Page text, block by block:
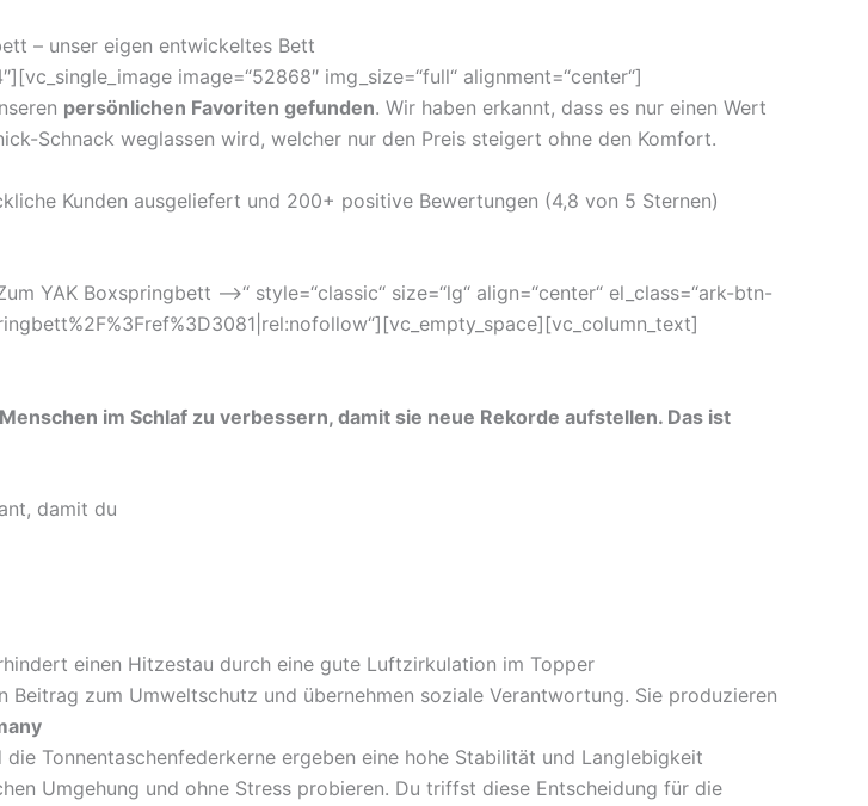
– unser eigen entwickeltes Bett
image=“52868″ img_size=“full“ alignment=“center“]
persönlichen Favoriten gefunden. Wir haben erkannt, dass es nur einen Wert
Schnack weglassen wird, welcher nur den Preis steigert ohne den Komfort.
Kunden ausgeliefert und 200+ positive Bewertungen (4,8 von 5 Sternen)
YAK Boxspringbett ⟶“ style=“classic“ size=“lg“ align=“center“ el_class=“ark-btn-
im Schlaf zu verbessern, damit sie neue Rekorde aufstellen. Das ist
damit du
einen Hitzestau durch eine gute Luftzirkulation im Topper
Beitrag zum Umweltschutz und übernehmen soziale Verantwortung. Sie produzieren
Tonnentaschenfederkerne ergeben eine hohe Stabilität und Langlebigkeit
Umgehung und ohne Stress probieren. Du triffst diese Entscheidung für die